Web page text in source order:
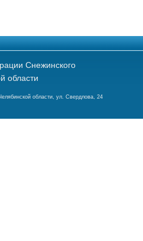
Снежинского
области
области, ул. Свердлова, 24